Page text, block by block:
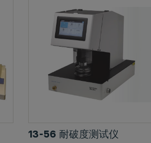
13-56 耐破度测试仪